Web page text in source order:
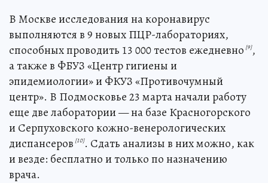
В Москве исследования на коронавирус
выполняются в 9 новых ПЦР-лабораториях,
способных проводить 13 000 тестов ежедневно [9],
а также в ФБУЗ «Центр гигиены и
эпидемиологии» и ФКУЗ «Противочумный
центр». В Подмосковье 23 марта начали работу
еще две лаборатории — на базе Красногорского
и Серпуховского кожно-венерологических
диспансеров [10]. Сдать анализы в них можно, как
и везде: бесплатно и только по назначению
врача.